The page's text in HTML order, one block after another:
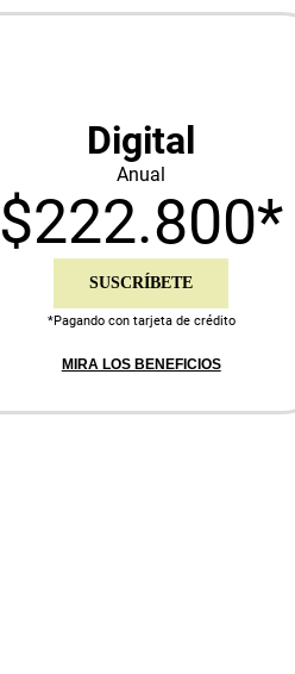
Digital
Anual
$222.800*
SUSCRÍBETE
*Pagando con tarjeta de crédito
MIRA LOS BENEFICIOS